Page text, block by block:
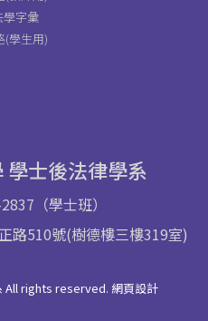
學字彙
(學生用)
學士後法律學系
（學士班）
路510號(樹德樓三樓319室)
All rights reserved. 網頁設計